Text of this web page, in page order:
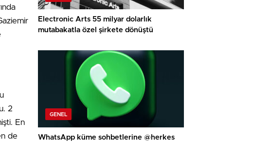
2
En
de
Electronic Arts 55 milyar dolarlık
mutabakatla özel şirkete dönüştü
GENEL
WhatsApp küme sohbetlerine @herkes